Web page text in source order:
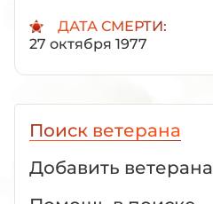
ДАТА СМЕРТИ:
27 октября 1977
Поиск ветерана
Добавить ветерана